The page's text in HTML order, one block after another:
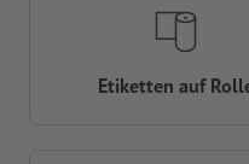
Etiketten auf